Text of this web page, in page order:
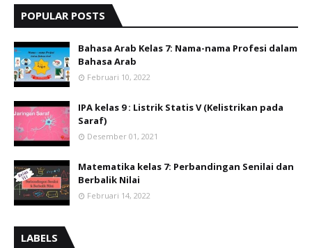
POPULAR POSTS
Bahasa Arab Kelas 7: Nama-nama Profesi dalam
Bahasa Arab
Februari 10, 2022
IPA kelas 9 : Listrik Statis V (Kelistrikan pada
Saraf)
Desember 01, 2021
Matematika kelas 7: Perbandingan Senilai dan
Berbalik Nilai
Februari 14, 2022
LABELS